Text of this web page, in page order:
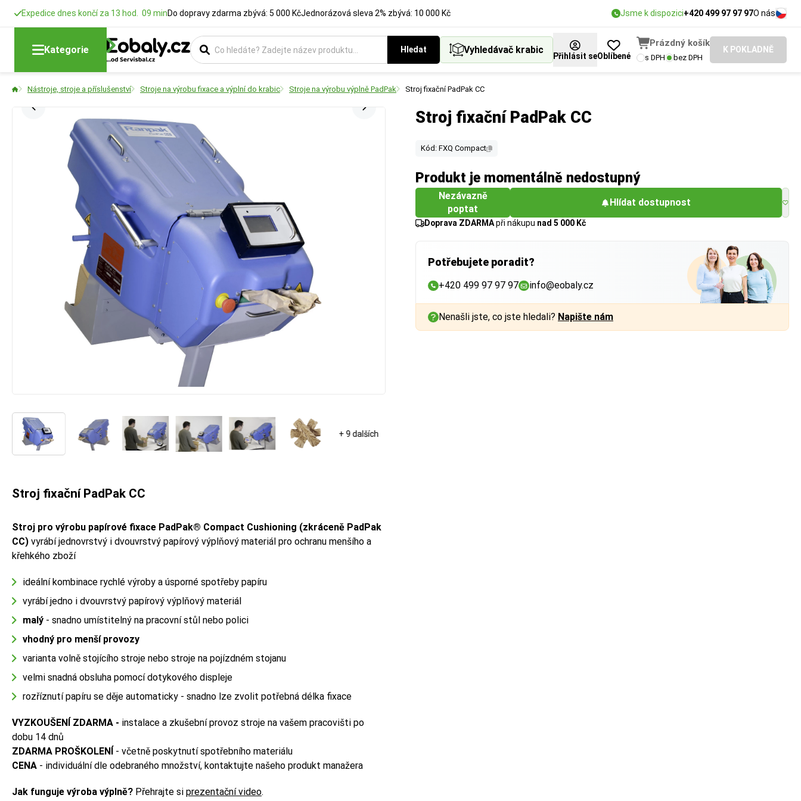
Expedice dnes končí za 13 hod. 09 minDo dopravy zdarma zbývá: 5 000 KčJednorázová sleva 2% zbývá: 10 000 Kč Jsme k dispozici+420 499 97 97 97O nás
Kategorie Hledat Vyhledávač krabic
Přihlásit seOblíbené
Prázdný košík
s DPH bez DPH
K POKLADNĚ
Nástroje, stroje a příslušenství Stroje na výrobu fixace a výplní do krabic Stroje na výrobu výplně PadPak Stroj fixační PadPak CC
Stroj fixační PadPak CC
Kód: FXQ Compact
Produkt je momentálně nedostupný
Nezávazně
poptat
Hlídat dostupnost
Doprava ZDARMApři nákupu nad 5 000 Kč
Potřebujete poradit?
+420 499 97 97 97 info@eobaly.cz
Nenašli jste, co jste hledali? Napište nám
+ 9 dalších
Stroj fixační PadPak CC
Stroj pro výrobu papírové fixace PadPak® Compact Cushioning (zkráceně PadPak
CC) vyrábí jednovrstvý i dvouvrstvý papírový výplňový materiál pro ochranu menšího a
křehkého zboží
ideální kombinace rychlé výroby a úsporné spotřeby papíru
vyrábí jedno i dvouvrstvý papírový výplňový materiál
malý - snadno umístitelný na pracovní stůl nebo polici
vhodný pro menší provozy
varianta volně stojícího stroje nebo stroje na pojízdném stojanu
velmi snadná obsluha pomocí dotykového displeje
rozříznutí papíru se děje automaticky - snadno lze zvolit potřebná délka fixace
VYZKOUŠENÍ ZDARMA - instalace a zkušební provoz stroje na vašem pracovišti po
dobu 14 dnů
ZDARMA PROŠKOLENÍ - včetně poskytnutí spotřebního materiálu
CENA - individuální dle odebraného množství, kontaktujte našeho produkt manažera
Jak funguje výroba výplně? Přehrajte si prezentační video.